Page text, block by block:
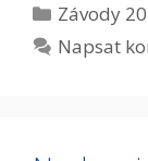
Rubriky
Závody
Napsat